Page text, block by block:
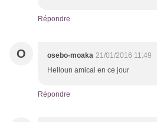
Répondre
O osebo-moaka 21/01/2016 11:49
Helloun amical en ce jour
Répondre